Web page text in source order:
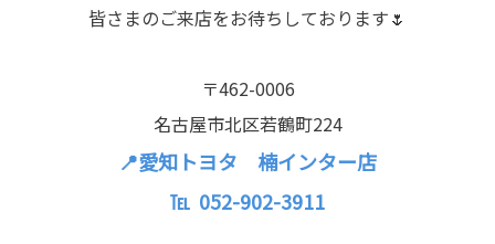
皆さまのご来店をお待ちしております🌷
〒462-0006
名古屋市北区若鶴町224
📍愛知トヨタ 楠インター店
℡ 052-902-3911